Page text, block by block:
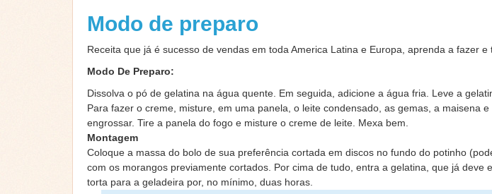
Modo de preparo
Receita que já é sucesso de vendas em toda America Latina e Europa, aprenda a fazer e
Modo De Preparo:
Dissolva o pó de gelatina na água quente. Em seguida, adicione a água fria. Leve a
Para fazer o creme, misture, em uma panela, o leite condensado, as gemas, a maisena
engrossar. Tire a panela do fogo e misture o creme de leite. Mexa bem.
Montagem
Coloque a massa do bolo de sua preferência cortada em discos no fundo do potinho
com os morangos previamente cortados. Por cima de tudo, entra a gelatina, que já deve
torta para a geladeira por, no mínimo, duas horas.